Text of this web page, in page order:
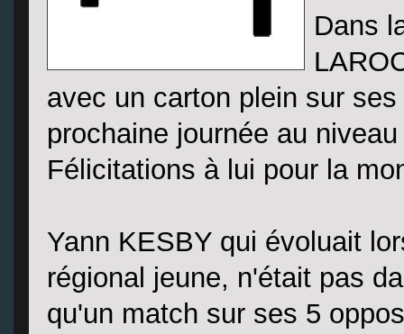
Dans
avec un carton plein sur
prochaine journée au
Félicitations à lui pour la
Yann KESBY qui évoluait
régional jeune, n'était pas
qu'un match sur ses 5